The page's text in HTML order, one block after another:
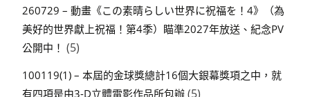
260729 – 動畫《この素晴らしい世界に祝福を！4》（為
美好的世界獻上祝福！第4季）瞄準2027年放送、紀念PV
公開中！ (5)
100119(1) – 本屆的金球獎總計16個大銀幕獎項之中，就
有四項是由3-D立體電影作品所包辦 (5)